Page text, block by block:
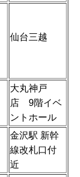
仙台三越
大丸神戸
店 9階イベ
ントホール
金沢駅 新幹
線改札口付
近